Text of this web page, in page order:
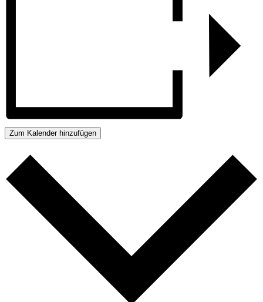
Zum Kalender hinzufügen